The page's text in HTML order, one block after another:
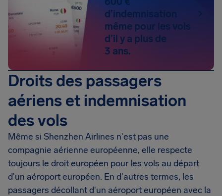
d’indemnisation
même pour les vols
d’il y a plus de
3 ans.
Droits des passagers
aériens et indemnisation
des vols
Même si Shenzhen Airlines n'est pas une
compagnie aérienne européenne, elle respecte
toujours le droit européen pour les vols au départ
d'un aéroport européen. En d'autres termes, les
passagers décollant d'un aéroport européen avec la